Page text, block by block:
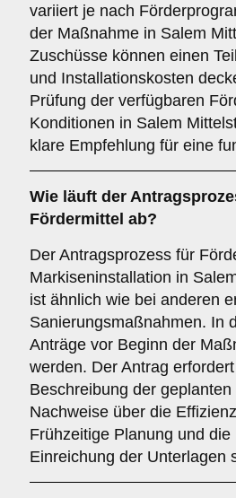
variiert je nach
der Maßnahme in Salem
Zuschüsse können einen
und Installationskosten
Prüfung der verfügbaren
Konditionen in Salem
klare Empfehlung für eine
Wie läuft der
Fördermittel ab?
Der Antragsprozess für
Markiseninstallation in
ist ähnlich wie bei anderen
Sanierungsmaßnahmen. In
Anträge vor Beginn der
werden. Der Antrag
Beschreibung der
Nachweise über die
Frühzeitige Planung und die
Einreichung der Unterlagen